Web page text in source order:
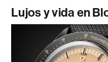
Lujos y vida en